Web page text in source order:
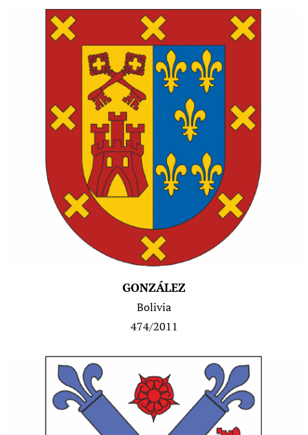
GONZÁLEZ
Bolivia
474/2011